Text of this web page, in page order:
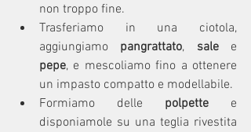
non troppo fine.
Trasferiamo in una ciotola,
aggiungiamo pangrattato, sale
pepe, e mescoliamo fino a ottenere
un impasto compatto e modellabile.
Formiamo delle polpette e
disponiamole su una teglia rivestita